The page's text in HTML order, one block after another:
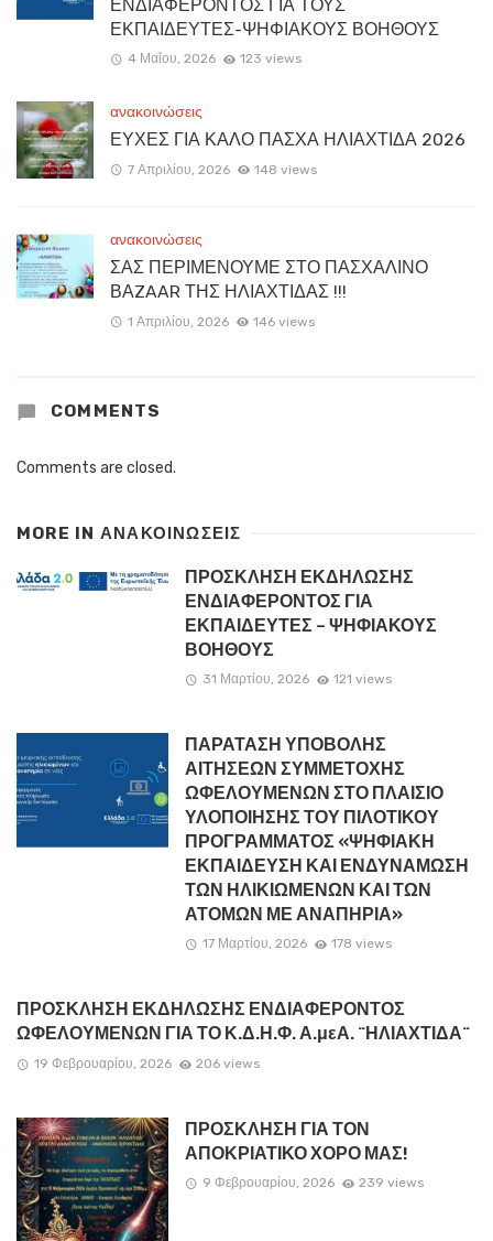
ΕΝΔΙΑΦΕΡΟΝΤΟΣ ΓΙΑ ΤΟΥΣ
ΕΚΠΑΙΔΕΥΤΕΣ-ΨΗΦΙΑΚΟΥΣ ΒΟΗΘΟΥΣ
4 Μαΐου, 2026 123 views
ανακοινώσεις
ΕΥΧΕΣ ΓΙΑ ΚΑΛΟ ΠΑΣΧΑ ΗΛΙΑΧΤΙΔΑ 2026
7 Απριλίου, 2026 148 views
ανακοινώσεις
ΣΑΣ ΠΕΡΙΜΕΝΟΥΜΕ ΣΤΟ ΠΑΣΧΑΛΙΝΟ
ΒΑZAAR ΤΗΣ ΗΛΙΑΧΤΙΔΑΣ !!!
1 Απριλίου, 2026 146 views
COMMENTS
Comments are closed.
MORE IN ΑΝΑΚΟΙΝΏΣΕΙΣ
ΠΡΟΣΚΛΗΣΗ ΕΚΔΗΛΩΣΗΣ
ΕΝΔΙΑΦΕΡΟΝΤΟΣ ΓΙΑ
ΕΚΠΑΙΔΕΥΤΕΣ – ΨΗΦΙΑΚΟΥΣ
ΒΟΗΘΟΥΣ
31 Μαρτίου, 2026 121 views
ΠΑΡΑΤΑΣΗ ΥΠΟΒΟΛΗΣ
ΑΙΤΗΣΕΩΝ ΣΥΜΜΕΤΟΧΗΣ
ΩΦΕΛΟΥΜΕΝΩΝ ΣΤΟ ΠΛΑΙΣΙΟ
ΥΛΟΠΟΙΗΣΗΣ ΤΟΥ ΠΙΛΟΤΙΚΟΥ
ΠΡΟΓΡΑΜΜΑΤΟΣ «ΨΗΦΙΑΚΗ
ΕΚΠΑΙΔΕΥΣΗ ΚΑΙ ΕΝΔΥΝΑΜΩΣΗ
ΤΩΝ ΗΛΙΚΙΩΜΕΝΩΝ ΚΑΙ ΤΩΝ
ΑΤΟΜΩΝ ΜΕ ΑΝΑΠΗΡΙΑ»
17 Μαρτίου, 2026 178 views
ΠΡΟΣΚΛΗΣΗ ΕΚΔΗΛΩΣΗΣ ΕΝΔΙΑΦΕΡΟΝΤΟΣ
ΩΦΕΛΟΥΜΕΝΩΝ ΓΙΑ ΤΟ Κ.Δ.Η.Φ. Α.μεΑ. ¨ΗΛΙΑΧΤΙΔΑ¨
19 Φεβρουαρίου, 2026 206 views
ΠΡΟΣΚΛΗΣΗ ΓΙΑ ΤΟΝ
ΑΠΟΚΡΙΑΤΙΚΟ ΧΟΡΟ ΜΑΣ!
9 Φεβρουαρίου, 2026 239 views